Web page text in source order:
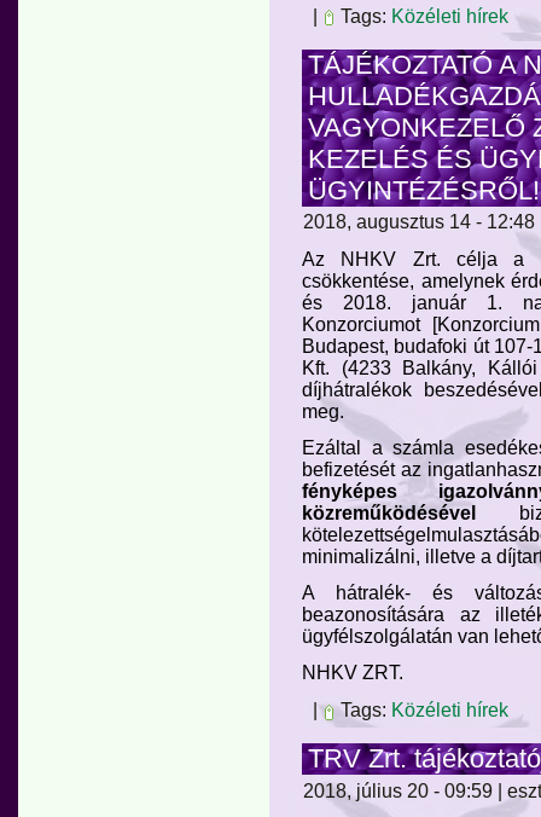
Tags: Közéleti hírek
TÁJÉKOZTATÓ A
VAGYONKEZELŐ
KEZELÉS ÉS
ÜGYINTÉZÉSRŐL!
2018, augusztus 14 - 12:48
Az NHKV Zrt. célja a
csökkentése, amelynek
és 2018. január 1.
Konzorciumot
Budapest, budafoki út
Kft. (4233 Balkány,
díjhátralékok
meg.
Ezáltal a számla
befizetését az
fényképes
közreműködésével
minimalizálni, illetve a
A hátralék- és
beazonosítására az
ügyfélszolgálatán van
NHKV ZRT.
Tags: Közéleti hírek
TRV Zrt.
2018, július 20 - 09:59 |